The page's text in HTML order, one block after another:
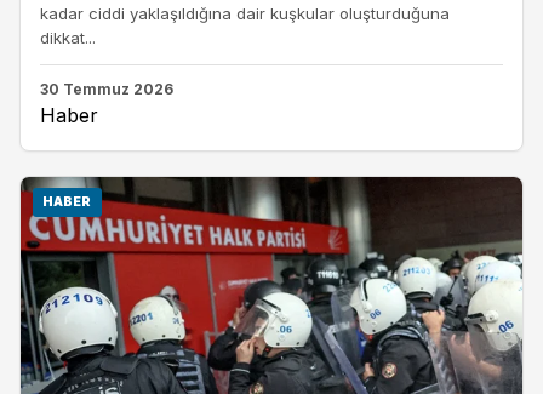
kadar ciddi yaklaşıldığına dair kuşkular oluşturduğuna
dikkat...
30 Temmuz 2026
Haber
HABER